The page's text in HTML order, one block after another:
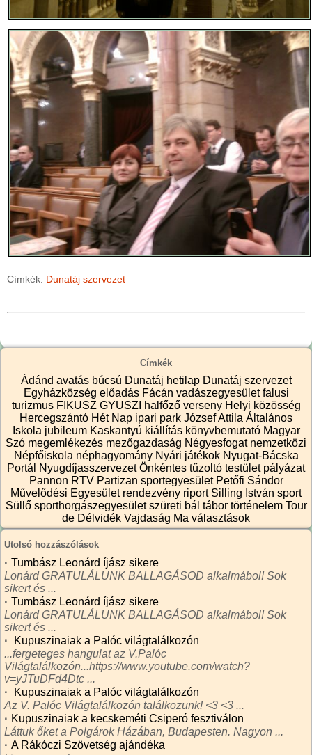
Címkék: Dunatáj szervezet
Címkék
Ádánd avatás búcsú Dunatáj hetilap Dunatáj szervezet
Egyházközség előadás Fácán vadászegyesületfalusi
turizmus FIKUSZ GYUSZI halfőző verseny Helyi közösség
Hercegszántó Hét Nap ipari park József Attila Általános
Iskola jubileum Kaskantyú kiállítás könyvbemutató Magyar
Szó megemlékezés mezőgazdaság Négyesfogat nemzetközi
Népfőiskola néphagyomány Nyári játékok Nyugat-Bácska
Portál
NyugdíjasszervezetÖnkéntes tűzoltó testület pályázat
Pannon RTV Partizan sportegyesület Petőfi Sándor
Művelődési Egyesület rendezvény riport Silling István sport
Süllő sporthorgászegyesületszüreti bál tábor történelem Tour
de Délvidék Vajdaság Ma választások
Utolsó hozzászólások
· Tumbász Leonárd íjász sikere
Lonárd GRATULÁLUNK BALLAGÁSOD alkalmábol! Sok
sikert és ...
· Tumbász Leonárd íjász sikere
Lonárd GRATULÁLUNK BALLAGÁSOD alkalmábol! Sok
sikert és ...
·
Kupuszinaiak a Palóc világtalálkozón
...fergeteges hangulat az V.Palóc
Világtalálkozón...https://www.youtube.com/watch?
v=yJTuDFd4Dtc ...
·
Kupuszinaiak a Palóc világtalálkozón
Az V. Palóc Világtalálkozón találkozunk! <3 <3 ...
· Kupuszinaiak a kecskeméti Csiperó fesztiválon
Láttuk őket a Polgárok Házában, Budapesten. Nagyon ...
· A Rákóczi Szövetség ajándéka